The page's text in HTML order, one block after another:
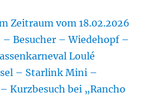
Zeitraum vom 18.02.2026
– Besucher – Wiedehopf –
Loulé
– Starlink Mini –
Kurzbesuch bei „Rancho